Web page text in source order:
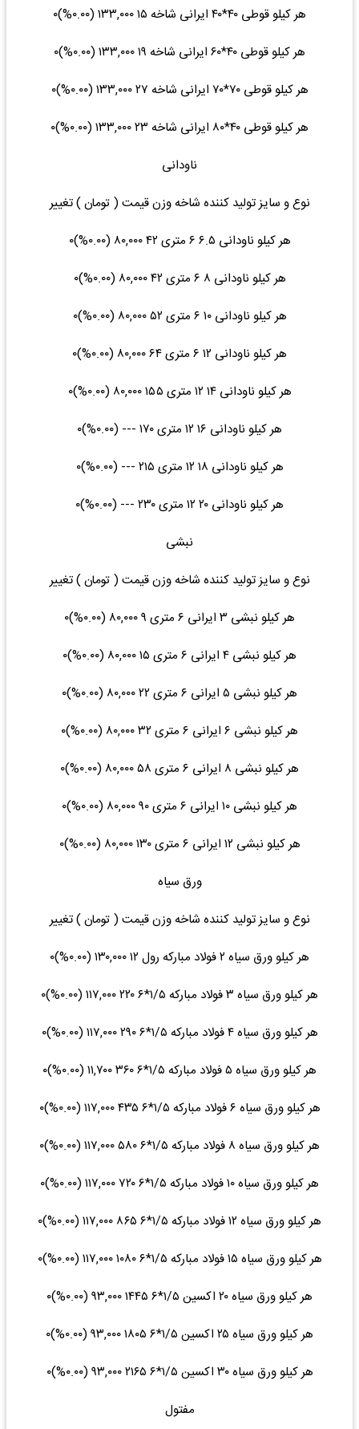
هر کیلو قوطی ۴۰*۴۰ ایرانی شاخه ۱۵ ۱۳۳,۰۰۰ (۰.۰۰%)۰
هر کیلو قوطی ۴۰*۶۰ ایرانی شاخه ۱۹ ۱۳۳,۰۰۰ (۰.۰۰%)۰
هر کیلو قوطی ۷۰*۷۰ ایرانی شاخه ۲۷ ۱۳۳,۰۰۰ (۰.۰۰%)۰
هر کیلو قوطی ۴۰*۸۰ ایرانی شاخه ۲۳ ۱۳۳,۰۰۰ (۰.۰۰%)۰
ناودانی
نوع و سایز تولید کننده شاخه وزن قیمت ( تومان ) تغییر
هر کیلو ناودانی ۶.۵ ۶ متری ۴۲ ۸۰,۰۰۰ (۰.۰۰%)۰
هر کیلو ناودانی ۸ ۶ متری ۴۲ ۸۰,۰۰۰ (۰.۰۰%)۰
هر کیلو ناودانی ۱۰ ۶ متری ۵۲ ۸۰,۰۰۰ (۰.۰۰%)۰
هر کیلو ناودانی ۱۲ ۶ متری ۶۴ ۸۰,۰۰۰ (۰.۰۰%)۰
هر کیلو ناودانی ۱۴ ۱۲ متری ۱۵۵ ۸۰,۰۰۰ (۰.۰۰%)۰
هر کیلو ناودانی ۱۶ ۱۲ متری ۱۷۰ --- (۰.۰۰%)۰
هر کیلو ناودانی ۱۸ ۱۲ متری ۲۱۵ --- (۰.۰۰%)۰
هر کیلو ناودانی ۲۰ ۱۲ متری ۲۳۰ --- (۰.۰۰%)۰
نبشی
نوع و سایز تولید کننده شاخه وزن قیمت ( تومان ) تغییر
هر کیلو نبشی ۳ ایرانی ۶ متری ۹ ۸۰,۰۰۰ (۰.۰۰%)۰
هر کیلو نبشی ۴ ایرانی ۶ متری ۱۵ ۸۰,۰۰۰ (۰.۰۰%)۰
هر کیلو نبشی ۵ ایرانی ۶ متری ۲۲ ۸۰,۰۰۰ (۰.۰۰%)۰
هر کیلو نبشی ۶ ایرانی ۶ متری ۳۲ ۸۰,۰۰۰ (۰.۰۰%)۰
هر کیلو نبشی ۸ ایرانی ۶ متری ۵۸ ۸۰,۰۰۰ (۰.۰۰%)۰
هر کیلو نبشی ۱۰ ایرانی ۶ متری ۹۰ ۸۰,۰۰۰ (۰.۰۰%)۰
هر کیلو نبشی ۱۲ ایرانی ۶ متری ۱۳۰ ۸۰,۰۰۰ (۰.۰۰%)۰
ورق سیاه
نوع و سایز تولید کننده شاخه وزن قیمت ( تومان ) تغییر
هر کیلو ورق سیاه ۲ فولاد مبارکه رول ۱۲ ۱۳۰,۰۰۰ (۰.۰۰%)۰
هر کیلو ورق سیاه ۳ فولاد مبارکه ۱/۵*۶ ۲۲۰ ۱۱۷,۰۰۰ (۰.۰۰%)۰
هر کیلو ورق سیاه ۴ فولاد مبارکه ۱/۵*۶ ۲۹۰ ۱۱۷,۰۰۰ (۰.۰۰%)۰
هر کیلو ورق سیاه ۵ فولاد مبارکه ۱/۵*۶ ۳۶۰ ۱۱,۷۰۰ (۰.۰۰%)۰
هر کیلو ورق سیاه ۶ فولاد مبارکه ۱/۵*۶ ۴۳۵ ۱۱۷,۰۰۰ (۰.۰۰%)۰
هر کیلو ورق سیاه ۸ فولاد مبارکه ۱/۵*۶ ۵۸۰ ۱۱۷,۰۰۰ (۰.۰۰%)۰
هر کیلو ورق سیاه ۱۰ فولاد مبارکه ۱/۵*۶ ۷۲۰ ۱۱۷,۰۰۰ (۰.۰۰%)۰
هر کیلو ورق سیاه ۱۲ فولاد مبارکه ۱/۵*۶ ۸۶۵ ۱۱۷,۰۰۰ (۰.۰۰%)۰
هر کیلو ورق سیاه ۱۵ فولاد مبارکه ۱/۵*۶ ۱۰۸۰ ۱۱۷,۰۰۰ (۰.۰۰%)۰
هر کیلو ورق سیاه ۲۰ اکسین ۱/۵*۶ ۱۴۴۵ ۹۳,۰۰۰ (۰.۰۰%)۰
هر کیلو ورق سیاه ۲۵ اکسین ۱/۵*۶ ۱۸۰۵ ۹۳,۰۰۰ (۰.۰۰%)۰
هر کیلو ورق سیاه ۳۰ اکسین ۱/۵*۶ ۲۱۶۵ ۹۳,۰۰۰ (۰.۰۰%)۰
مفتول